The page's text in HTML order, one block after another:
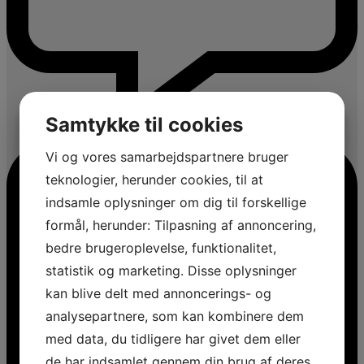
Samtykke til cookies
Vi og vores samarbejdspartnere bruger
teknologier, herunder cookies, til at
indsamle oplysninger om dig til forskellige
formål, herunder: Tilpasning af annoncering,
bedre brugeroplevelse, funktionalitet,
statistik og marketing. Disse oplysninger
kan blive delt med annoncerings- og
analysepartnere, som kan kombinere dem
med data, du tidligere har givet dem eller